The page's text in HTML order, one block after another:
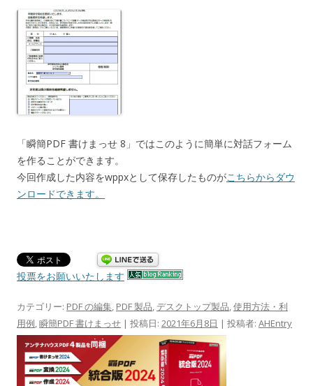
「瞬簡PDF 書けまっせ 8」ではこのように簡単に対話フォーム
を作ることができます。
今回作成した内容をwppxとして保存したものがこちらからダウ
ンロードできます。
投票をお願いいたします
カテゴリー: PDF の編集, PDF 製品, デスクトップ製品,使用方法・利
用例,瞬簡PDF 書けまっせ | 投稿日: 2021年6月8日 | 投稿者: AHEntry